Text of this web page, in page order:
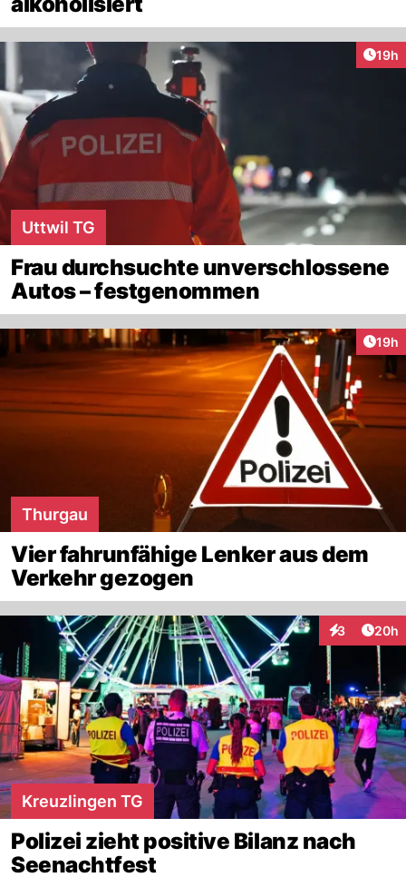
19h
Uttwil TG
Frau durchsuchte unverschlossene
Autos – festgenommen
19h
Thurgau
Vier fahrunfähige Lenker aus dem
Verkehr gezogen
3
Interaktionen
20h
Kreuzlingen TG
Polizei zieht positive Bilanz nach
Seenachtfest